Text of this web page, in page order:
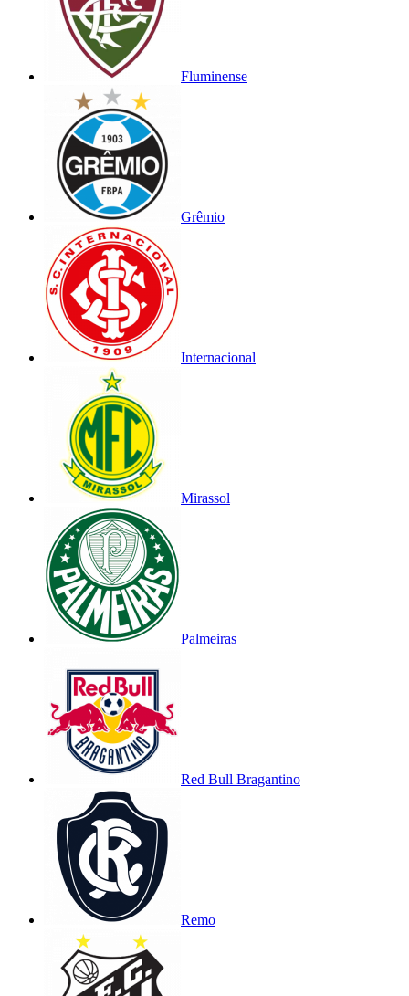
Fluminense
Grêmio
Internacional
Mirassol
Palmeiras
Red Bull Bragantino
Remo